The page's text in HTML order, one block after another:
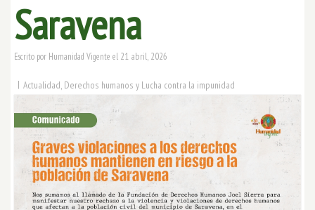
Saravena
Escrito por Humanidad Vigente el 21 abril, 2026
| Actualidad, Derechos humanos y Lucha contra la impunidad